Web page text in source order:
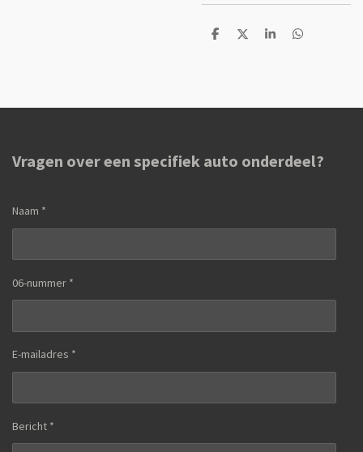
D
D
S
D
Vragen over een specifiek auto onderdeel?
Naam *
06-nummer *
E-mailadres *
Bericht *